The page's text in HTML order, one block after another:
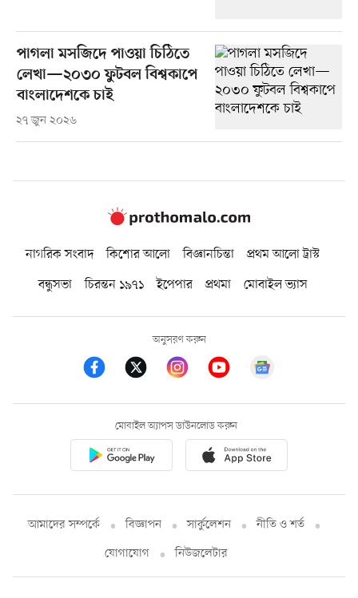
পাগলা মসজিদে পাওয়া চিঠিতে
লেখা—২০৩০ ফুটবল বিশ্বকাপে
বাংলাদেশকে চাই
২৭ জুন ২০২৬
নাগরিক সংবাদ কিশোর আলো বিজ্ঞানচিন্তা
প্রথম আলো ট্রাস্ট
বন্ধুসভা
চিরন্তন ১৯৭১ ইপেপার প্রথমা মোবাইল ভ্যাস
অনুসরণ করুন
মোবাইল অ্যাপস ডাউনলোড করুন
আমাদের সম্পর্কে বিজ্ঞাপন সার্কুলেশন
নীতি ও শর্ত
যোগাযোগ
নিউজলেটার